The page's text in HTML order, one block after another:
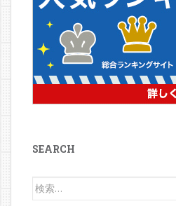
SEARCH
検